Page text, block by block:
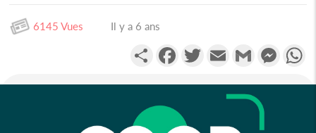
6145 Vues Il y a 6 ans
PartagerFacebookTwitterEmail Gmail